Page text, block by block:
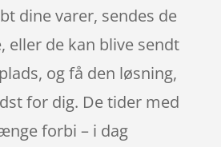
dine varer, sendes de
eller de kan blive sendt
og få den løsning,
for dig. De tider med
forbi – i dag